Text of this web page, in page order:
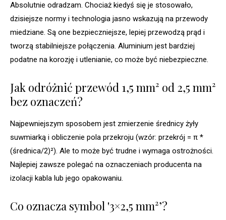
Absolutnie odradzam. Chociaż kiedyś się je stosowało,
dzisiejsze normy i technologia jasno wskazują na przewody
miedziane. Są one bezpieczniejsze, lepiej przewodzą prąd i
tworzą stabilniejsze połączenia. Aluminium jest bardziej
podatne na korozję i utlenianie, co może być niebezpieczne.
Jak odróżnić przewód 1,5 mm² od 2,5 mm²
bez oznaczeń?
Najpewniejszym sposobem jest zmierzenie średnicy żyły
suwmiarką i obliczenie pola przekroju (wzór: przekrój = π *
(średnica/2)²). Ale to może być trudne i wymaga ostrożności.
Najlepiej zawsze polegać na oznaczeniach producenta na
izolacji kabla lub jego opakowaniu.
Co oznacza symbol '3×2,5 mm²’?